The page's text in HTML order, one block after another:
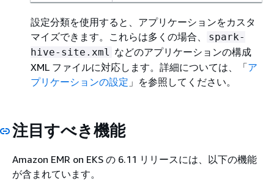
設定分類を使用すると、アプリケーションをカスタ
マイズできます。これらは多くの場合、
spark-
hive-site.xml などのアプリケーションの構成
XML ファイルに対応します。詳細については、「ア
プリケーションの設定 」を参照してください。
注目すべき機能
Amazon EMR on EKS の 6.11 リリースには、以下の機能
が含まれています。